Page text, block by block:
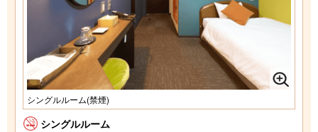
シングルルーム(禁煙)
シングルルーム